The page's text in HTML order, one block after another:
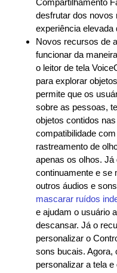
desfrutar dos novos
experiência
Novos recursos de
funcionar da
o leitor de tela
para explorar
permite que os
sobre as pessoas,
objetos contidos
compatibilidade
rastreamento de
apenas os olhos.
continuamente e se
outros áudios e
mascarar ruídos
e ajudam o usuário
descansar. Já o
personalizar o
sons bucais. Agora,
personalizar a tela